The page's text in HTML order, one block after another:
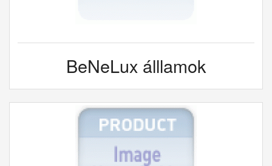
BeNeLux álllamok